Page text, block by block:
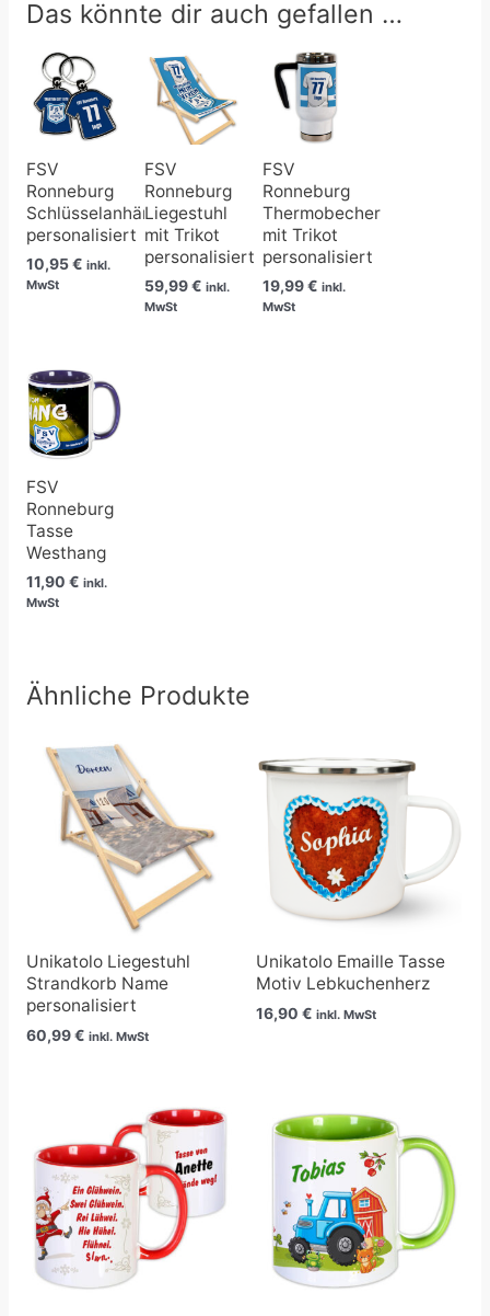
Das könnte dir auch gefallen …
FSV
Ronneburg
Schlüsselanhänger
personalisiert
10,95€ inkl.
MwSt
FSV
Ronneburg
Liegestuhl
mit Trikot
personalisiert
59,99€ inkl.
MwSt
FSV
Ronneburg
Thermobecher
mit Trikot
personalisiert
19,99€ inkl.
MwSt
FSV
Ronneburg
Tasse
Westhang
11,90 € inkl.
MwSt
Ähnliche Produkte
Unikatolo Liegestuhl
Strandkorb Name
personalisiert
60,99€ inkl. MwSt
Unikatolo Emaille Tasse
Motiv Lebkuchenherz
16,90 € inkl. MwSt